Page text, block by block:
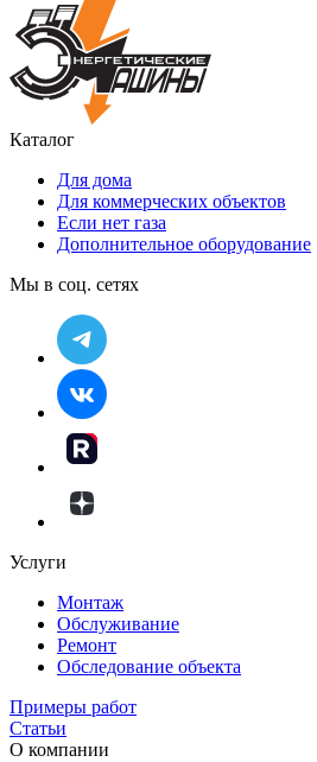
Каталог
Для дома
Для коммерческих объектов
Если нет газа
Дополнительное оборудование
Мы в соц. сетях
Услуги
Монтаж
Обслуживание
Ремонт
Обследование объекта
Примеры работ
Статьи
О компании